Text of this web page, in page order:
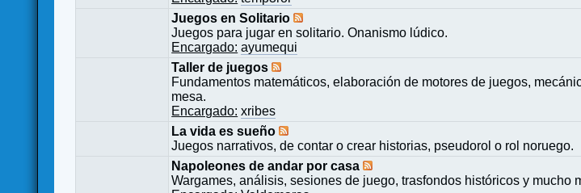
Juegos en Solitario
Juegos para jugar en solitario. Onanismo lúdico.
Encargado: ayumequi
Taller de juegos
Fundamentos matemáticos, elaboración de motores de juegos,
mesa.
Encargado: xribes
La vida es sueño
Juegos narrativos, de contar o crear historias, pseudorol o rol noruego.
Napoleones de andar por casa
Wargames, análisis, sesiones de juego, trasfondos históricos y mucho